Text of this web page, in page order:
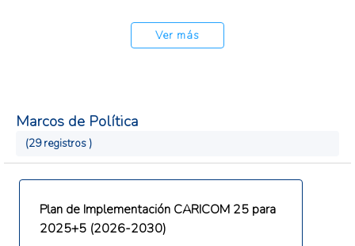
Ver más
Marcos de Política
(29 registros )
Plan de Implementación CARICOM 25 para
2025+5 (2026-2030)